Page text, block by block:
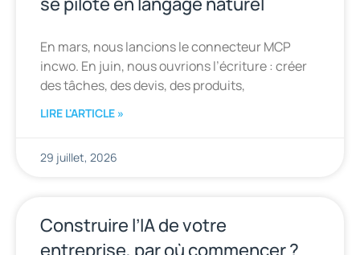
En mars, nous lancions le connecteur MCP
incwo. En juin, nous ouvrions l’écriture : créer
des tâches, des devis, des produits,
LIRE L'ARTICLE »
29 juillet, 2026
Construire l’IA de votre